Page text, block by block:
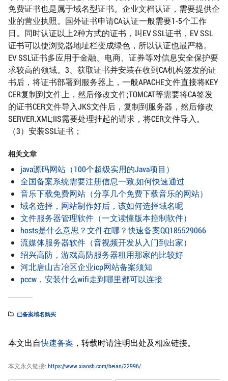
免费证书也是属于域名型证书。企业文档认证，需要提供企
业的营业执照。国外证书申请CA认证一般需要1-5个工作
日。同时认证以上2种方式的证书，叫EV SSL证书，EV SSL
证书可以使浏览器地址栏变成绿色，所以认证也最严格。
EV SSL证书多应用于金融、电商、证券等对信息安全保护要
求较高的领域。3、获取证书并安装在收到CA机构签发的证
书后，将证书部署到服务器上，一般APACHE文件直接将KEY
CER复制到文件上，然后修改文件;TOMCAT等需要将CA签发
的证书CER文件导入JKS文件后，复制到服务器，然后修改
SERVER.XML;IIS需要处理挂起的请求，将CER文件导入。
（3）安装SSL证书；
相关文章
java源码网站（100个超级实用的Java项目）
全国备案系统需要注册信息一致,如何快速通过
音乐下载免费网站（分享几个免费下载音乐的网站）
域名选择，网站制作好后，该如何选择域名呢
文件服务器管理软件（一文读懂版本控制软件）
hosts是什么意思？文件在哪？快速备案QQ185529066
流媒体服务器软件（音视频开发从入门到出家）
绍兴高防，游戏高防服务器租用那家的比较好
河北唐山古冶区企业icp网站备案须知
pccw，安装什么wifi走到哪里都可以连接
已备案域名购买
本文出自快速备案 ，转载时请注明出处及相应链接。
本文永久链接: https://www.xiaosb.com/beian/22996/